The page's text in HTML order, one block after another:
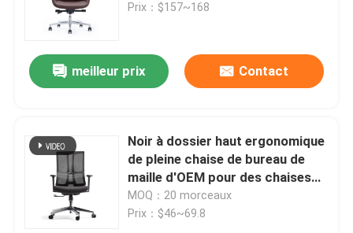
Prix：$157~168
meilleur prix Contact
Noir à dossier haut ergonomique
de pleine chaise de bureau de
maille d'OEM pour des chaises
de pivot de bureau
MOQ：20 morceaux
Prix：$46~69.8